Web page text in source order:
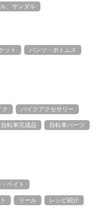
、サンダル
ット パンツ・ボトムス
ク バイクアクセサリー
転車完成品 自転車パーツ
ベイト
リール レシピ紹介